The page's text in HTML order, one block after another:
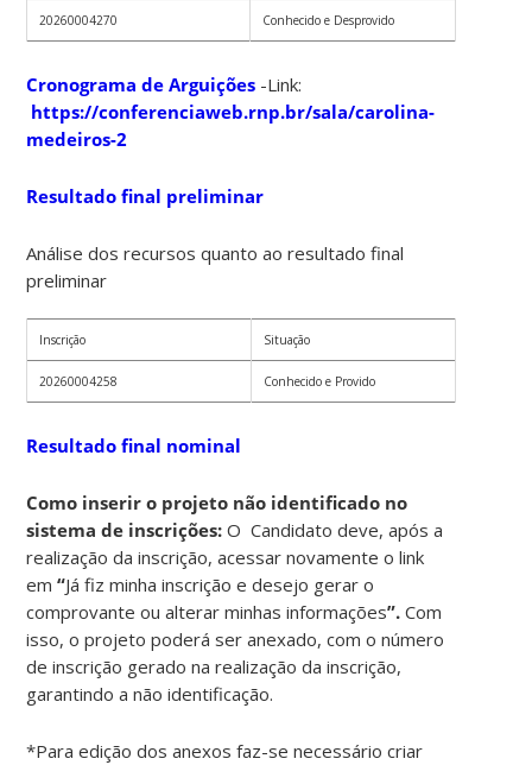
20260004270 Conhecido e Desprovido
Cronograma de Arguições -Link:
https://conferenciaweb.rnp.br/sala/carolina-
medeiros-2
Resultado final preliminar
Análise dos recursos quanto ao resultado final
preliminar
Inscrição Situação
20260004258 Conhecido e Provido
Resultado final nominal
Como inserir o projeto não identificado no
sistema de inscrições:O Candidato deve, após a
realização da inscrição, acessar novamente o link
em “Já fiz minha inscrição e desejo gerar o
comprovante ou alterar minhas informações”. Com
isso, o projeto poderá ser anexado, com o número
de inscrição gerado na realização da inscrição,
garantindo a não identificação.
*Para edição dos anexos faz-se necessário criar